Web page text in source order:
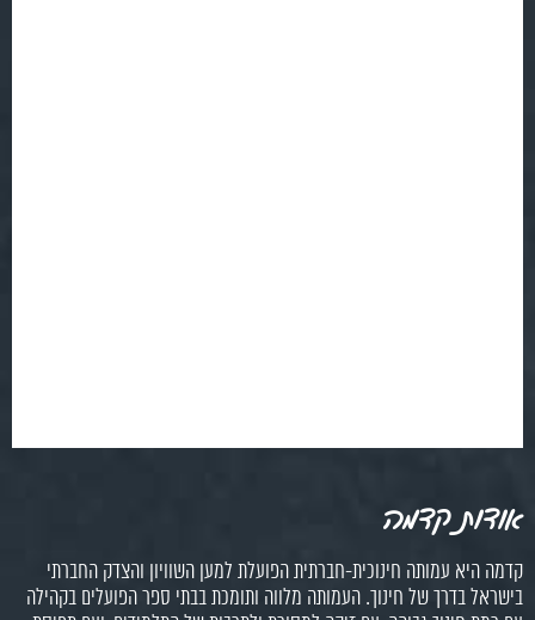
אודות קדמה
קדמה היא עמותה חינוכית-חברתית הפועלת למען השוויון והצדק החברתי
בישראל בדרך של חינוך. העמותה מלווה ותומכת בבתי ספר הפועלים בקהילה